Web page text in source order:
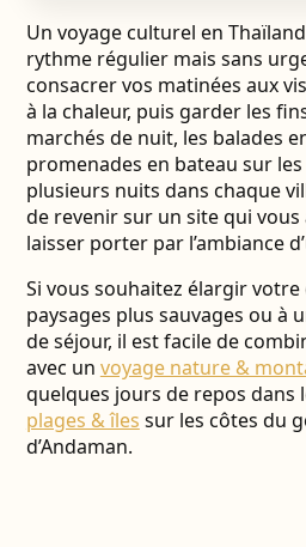
Un voyage culturel en
rythme régulier mais sans
consacrer vos matinées aux
à la chaleur, puis garder les
marchés de nuit, les balades
promenades en bateau sur
plusieurs nuits dans chaque
de revenir sur un site qui vous
laisser porter par l’ambiance
Si vous souhaitez élargir votre
paysages plus sauvages ou à
de séjour, il est facile de
avec un voyage nature &
quelques jours de repos dans
plages & îles sur les côtes du
d’Andaman.